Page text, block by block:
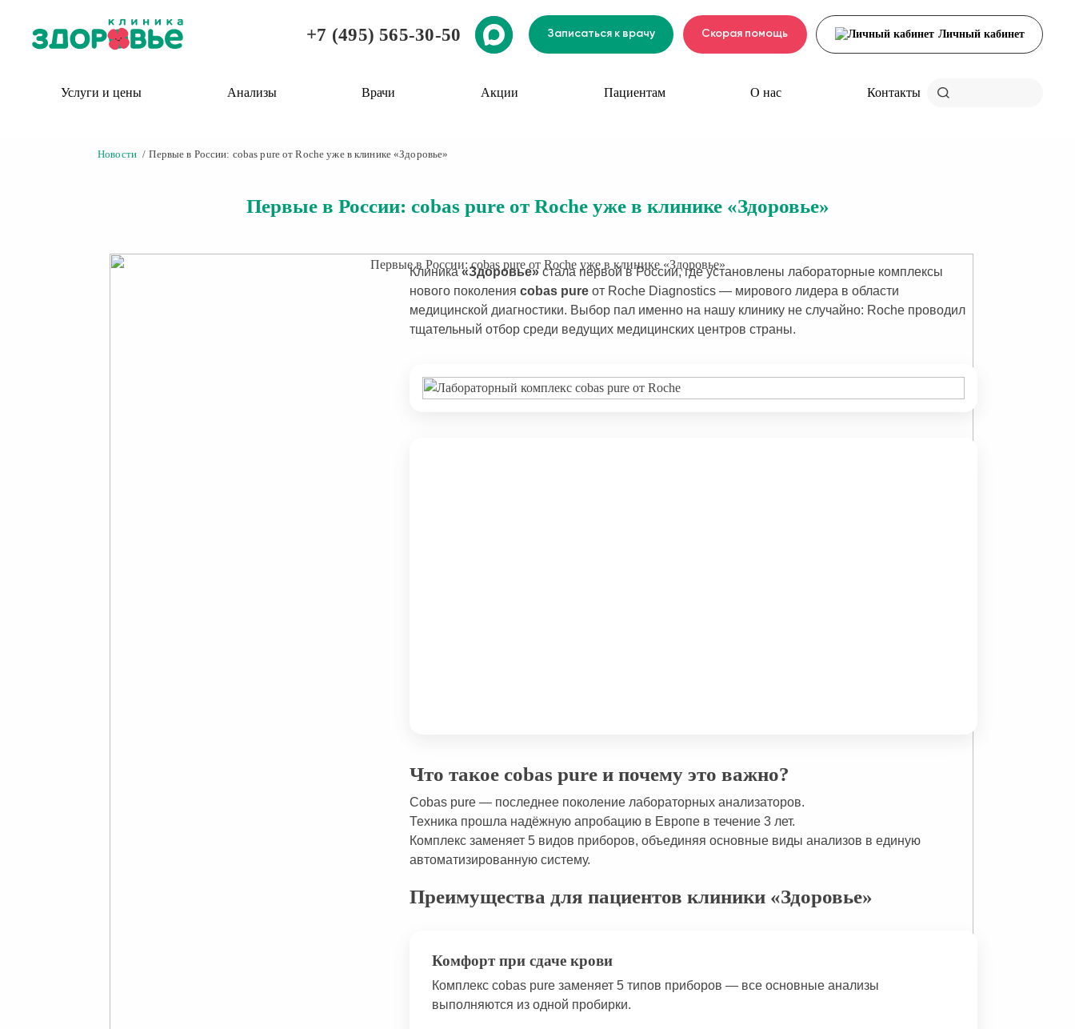
+7 (495) 565-30-50 Записаться к врачу Скорая помощь Личный кабинет
Услуги и цены Анализы Врачи Акции Пациентам О нас Контакты
Новости Первые в России: cobas pure от Roche уже в клинике «Здоровье»
Первые в России: cobas pure от Roche уже в клинике «Здоровье»
Клиника«Здоровье» стала первой в России, где установлены лабораторные комплексы
нового поколения cobas pure от Roche Diagnostics — мирового лидера в области
медицинской диагностики. Выбор пал именно на нашу клинику не случайно: Roche проводил
тщательный отбор среди ведущих медицинских центров страны.
Что такое cobas pure и почему это важно?
Cobas pure — последнее поколение лабораторных анализаторов.
Техника прошла надёжную апробацию в Европе в течение 3 лет.
Комплекс заменяет 5 видов приборов, объединяя основные виды анализов в единую
автоматизированную систему.
Преимущества для пациентов клиники «Здоровье»
Комфорт при сдаче крови
Комплекс cobas pure заменяет 5 типов приборов — все основные анализы
выполняются из одной пробирки.